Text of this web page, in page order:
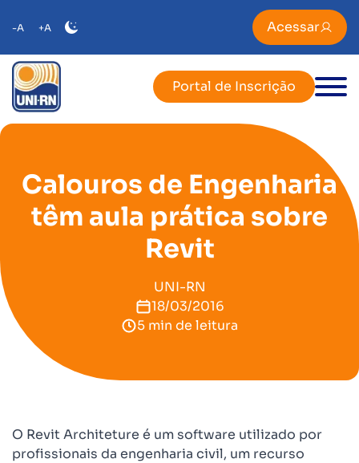
-A +A Acessar
Portal de Inscrição
Calouros de Engenharia
têm aula prática sobre
Revit
UNI-RN
18/03/2016
5 min de leitura
O Revit Architeture é um software utilizado por
profissionais da engenharia civil, um recurso